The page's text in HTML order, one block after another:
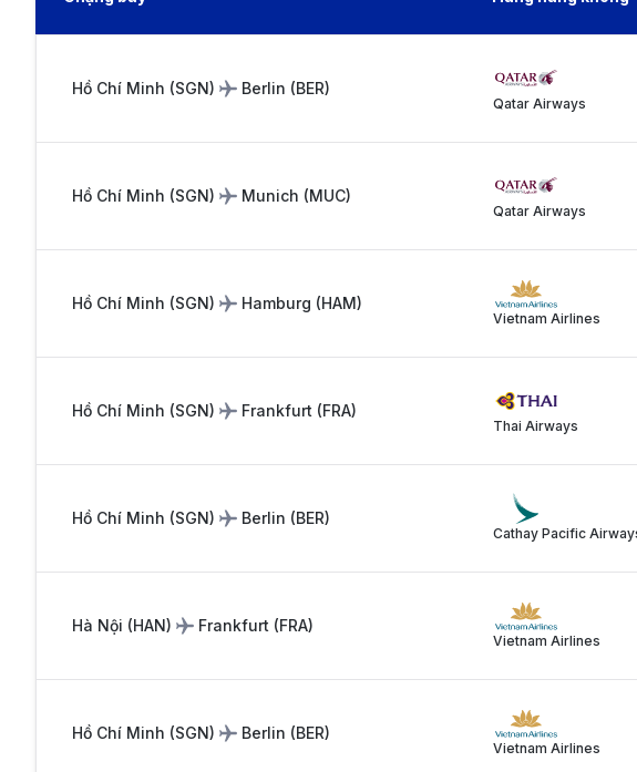
Hồ Chí Minh (SGN) Berlin (BER)
Qatar Airways
Hồ Chí Minh (SGN) Munich (MUC)
Qatar Airways
Hồ Chí Minh (SGN) Hamburg (HAM)
Vietnam Airlines
Hồ Chí Minh (SGN) Frankfurt (FRA)
Thai Airways
Hồ Chí Minh (SGN) Berlin (BER)
Cathay Pacific
Hà Nội (HAN) Frankfurt (FRA)
Vietnam Airlines
Hồ Chí Minh (SGN) Berlin (BER)
Vietnam Airlines